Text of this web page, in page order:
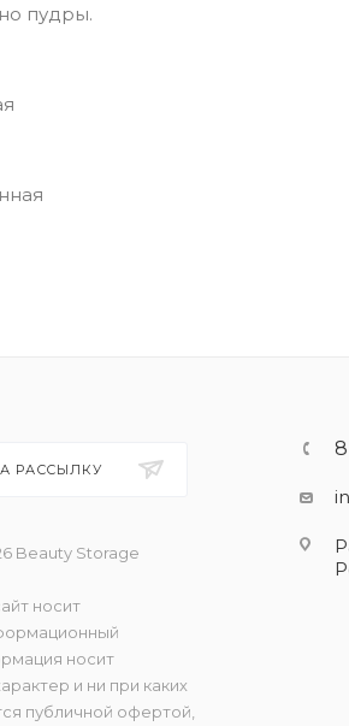
пудры.
РАССЫЛКУ
Beauty Storage
носит
носит
и ни при каких
публичной офертой,